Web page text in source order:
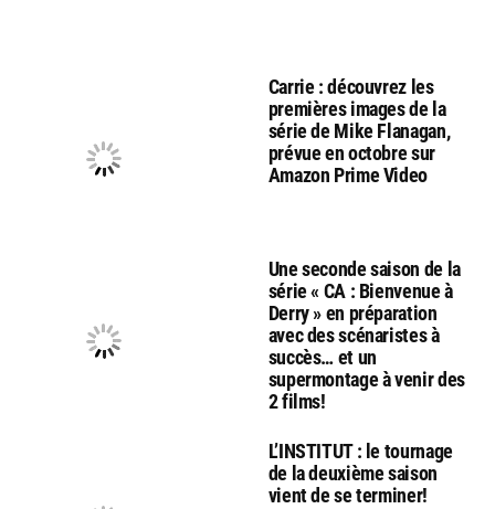
Carrie : découvrez les
premières images de la
série de Mike Flanagan,
prévue en octobre sur
Amazon Prime Video
Une seconde saison de la
série « CA : Bienvenue à
Derry » en préparation
avec des scénaristes à
succès… et un
supermontage à venir des
2 films!
L’INSTITUT : le tournage
de la deuxième saison
vient de se terminer!